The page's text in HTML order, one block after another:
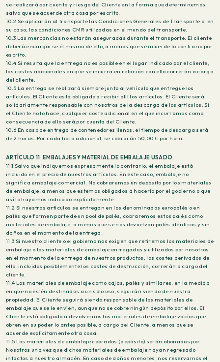
se realizará por cuenta y riesgo del Cliente en la forma que determinemos,
salvo que se acuerde otra cosa por escrito.
10.2 Se aplicarán al transporte las Condiciones Generales de Transporte o, en
su caso, las condiciones CMR utilizadas en el mundo del transporte.
10.3 Las mercancías no estarán aseguradas durante el transporte. El cliente
deberá encargarse él mismo de ello, a menos que se acuerde lo contrario por
escrito.
10.4 Si resulta que la entrega no es posible en el lugar indicado por el cliente,
los costes adicionales en que se incurra en relación con ello correrán a cargo
del cliente.
10.5 La entrega se realizará siempre junto al vehículo que entregue los
artículos. El Cliente está obligado a recibir allí los artículos. El Cliente será
solidariamente responsable con nosotros de la descarga de los artículos. Si
el Cliente no lo hace, cualquier coste adicional en el que incurramos como
consecuencia de ello será por cuenta del Cliente.
10.6 En caso de entrega de contenedores llenos, el tiempo de descarga será
de 2 horas. Por cada hora adicional, se cobrarán 50,00 € por hora.
ARTÍCULO 11: EMBALAJES Y MATERIAL DE EMBALAJE USADO
11.1 Salvo que indiquemos expresamente lo contrario, el embalaje está
incluido en el precio de nuestros artículos. En este caso, embalaje no
significa embalaje comercial. No cobraremos un depósito por los materiales
de embalaje, a menos que estemos obligados a hacerlo por el gobierno o que
así lo hayamos indicado explícitamente.
11.2 Si nuestros artículos se entregan en los denominados europalés o en
palés que formen parte de un pool de palés, cobraremos estos palés como
materiales de embalaje, a menos que se nos devuelvan palés idénticos y sin
daños en el momento de la entrega.
11.3 Si nuestro cliente o el gobierno nos exigen que retiremos los materiales de
embalaje o los materiales de embalaje entregados y utilizados por nosotros
en el momento de la entrega de nuestros productos, los costes derivados de
ello, incluidos posiblemente los costes de destrucción, correrán a cargo del
cliente.
11.4 Los materiales de embalaje como cajas, palés y similares, en la medida
en que no estén destinados a un solo uso, seguirán siendo de nuestra
propiedad. El Cliente seguirá siendo responsable de los materiales de
embalaje que se le envíen, aunque no se cobre ningún depósito por ellos. El
Cliente está obligado a devolvernos los materiales de embalaje vacíos que
obren en su poder lo antes posible, a cargo del Cliente, a menos que se
acuerde explícitamente otra cosa.
11.5 Los materiales de embalaje cobrados (depósito) serán abonados por
Nosotros una vez que dichos materiales de embalaje hayan regresado
intactos a nuestro almacén. En caso de daños menores, nos reservamos el